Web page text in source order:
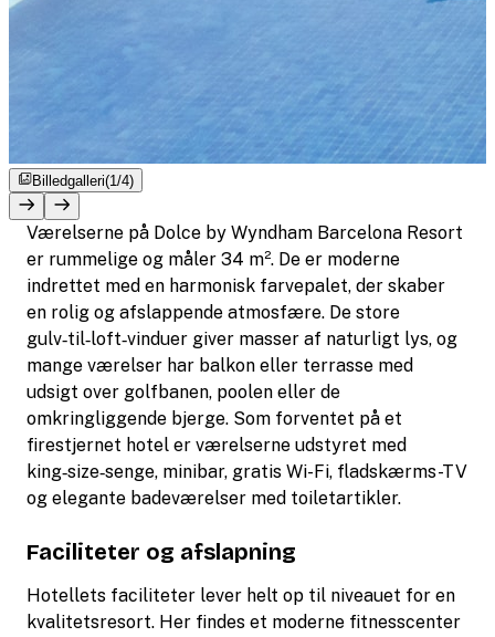
Billedgalleri(1/4)
Værelserne på Dolce by Wyndham Barcelona Resort
er rummelige og måler 34 m². De er moderne
indrettet med en harmonisk farvepalet, der skaber
en rolig og afslappende atmosfære. De store
gulv‑til‑loft‑vinduer giver masser af naturligt lys, og
mange værelser har balkon eller terrasse med
udsigt over golfbanen, poolen eller de
omkringliggende bjerge. Som forventet på et
firestjernet hotel er værelserne udstyret med
king‑size‑senge, minibar, gratis Wi-Fi, fladskærms-TV
og elegante badeværelser med toiletartikler.
Faciliteter og afslapning
Hotellets faciliteter lever helt op til niveauet for en
kvalitetsresort. Her findes et moderne fitnesscenter